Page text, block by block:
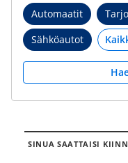
Automaatit
Sähköautot
SINUA SAATTAISI